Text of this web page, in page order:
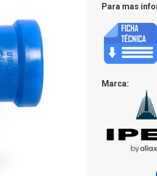
Para mas
Marca: